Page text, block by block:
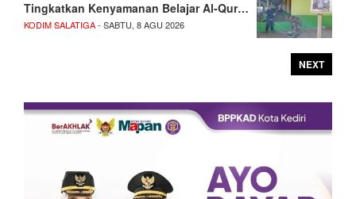
Tingkatkan Kenyamanan Belajar Al-Qur…
KODIM SALATIGA- SABTU, 8 AGU 2026
NEXT